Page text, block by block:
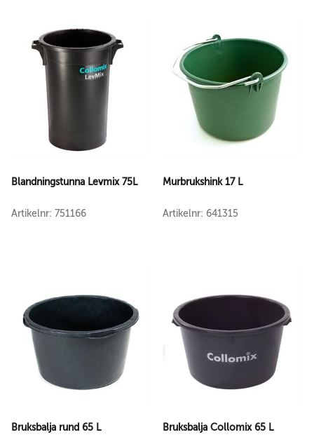
Blandningstunna Levmix 75L
Artikelnr: 751166
Murbrukshink 17 L
Artikelnr: 641315
Bruksbalja rund 65 L Bruksbalja Collomix 65 L